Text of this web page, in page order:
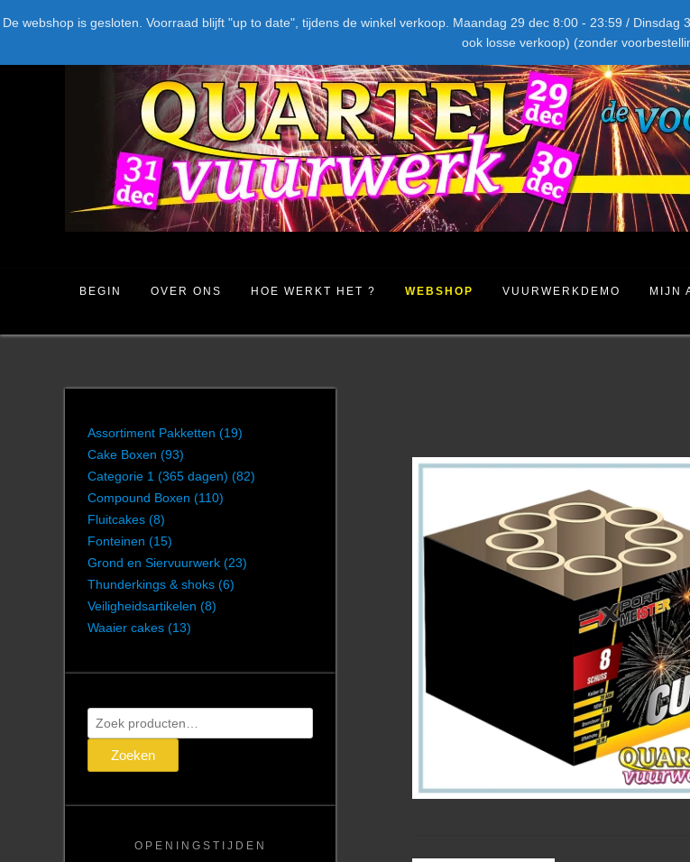
De webshop is gesloten. Voorraad blijft "up to date", tijdens de winkel verkoop. Maandag 29 dec 8:00 - 23:59 /
ook losse verkoop) (zonder
naar
BEGIN OVER ONS HOE WERKT HET ? WEBSHOP VUURWERKDEMO MIJN
Assortiment Pakketten (19)
Cake Boxen (93)
Categorie 1 (365 dagen) (82)
Compound Boxen (110)
Fluitcakes (8)
Fonteinen (15)
Grond en Siervuurwerk (23)
Thunderkings & shoks (6)
Veiligheidsartikelen (8)
Waaier cakes (13)
Zoeken
naar:
Zoeken
OPENINGSTIJDEN